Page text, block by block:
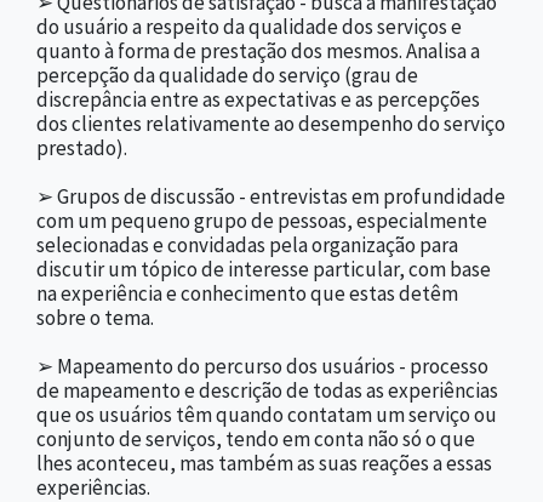
do usuário a respeito da qualidade dos serviços e
quanto à forma de prestação dos mesmos. Analisa a
percepção da qualidade do serviço (grau de
discrepância entre as expectativas e as percepções
dos clientes relativamente ao desempenho do serviço
prestado).
➢ Grupos de discussão - entrevistas em profundidade
com um pequeno grupo de pessoas, especialmente
selecionadas e convidadas pela organização para
discutir um tópico de interesse particular, com base
na experiência e conhecimento que estas detêm
sobre o tema.
➢ Mapeamento do percurso dos usuários - processo
de mapeamento e descrição de todas as experiências
que os usuários têm quando contatam um serviço ou
conjunto de serviços, tendo em conta não só o que
lhes aconteceu, mas também as suas reações a essas
experiências.